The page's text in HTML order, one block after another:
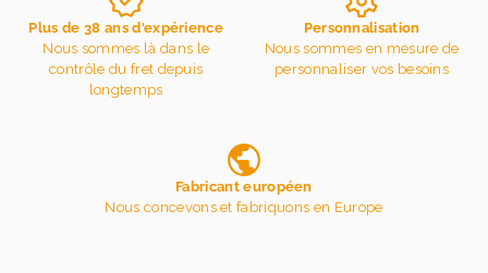
Plus de 38 ans d'expérience
Nous sommes là dans le
contrôle du fret depuis
longtemps
Personnalisation
Nous sommes en mesure de
personnaliser vos besoins
Fabricant européen
Nous concevons et fabriquons en Europe